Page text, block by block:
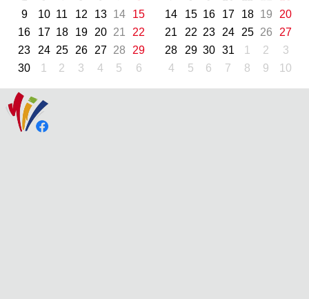
9
10 11 12 13 14
15
16
17 18 19 20 21
22
23
24 25 26 27 28
29
30
1 2 3 4 5 6
14
15 16 17 18 19
20
21
22 23 24 25 26
27
28
29 30 31 1 2
3
4
5 6 7 8 9 10